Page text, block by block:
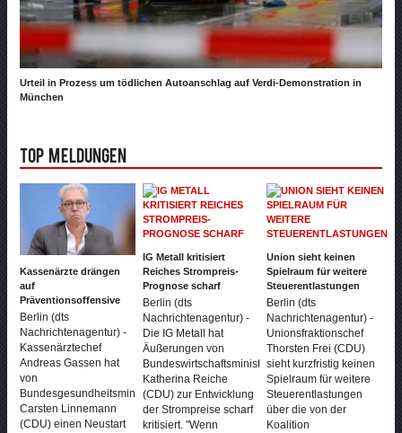
Urteil in Prozess um tödlichen Autoanschlag auf Verdi-Demonstration in
München
Top Meldungen
Kassenärzte drängen
auf
Präventionsoffensive
Berlin (dts
Nachrichtenagentur) -
Kassenärztechef
Andreas Gassen hat
von
Bundesgesundheitsminister
Carsten Linnemann
(CDU) einen Neustart
IG Metall kritisiert
Reiches Strompreis-
Prognose scharf
Berlin (dts
Nachrichtenagentur) -
Die IG Metall hat
Äußerungen von
Bundeswirtschaftsministerin
Katherina Reiche
(CDU) zur Entwicklung
der Strompreise scharf
kritisiert. "Wenn
Union sieht keinen
Spielraum für weitere
Steuerentlastungen
Berlin (dts
Nachrichtenagentur) -
Unionsfraktionschef
Thorsten Frei (CDU)
sieht kurzfristig keinen
Spielraum für weitere
Steuerentlastungen
über die von der
Koalition